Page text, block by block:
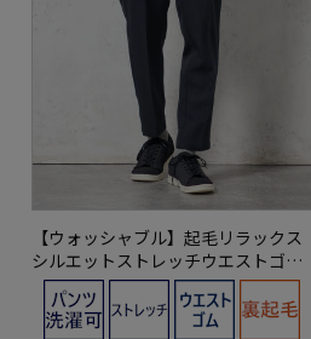
【ウォッシャブル】起毛リラックス
シルエットストレッチウエストゴム
無地カジュアルパンツWALKPLUS秋
冬